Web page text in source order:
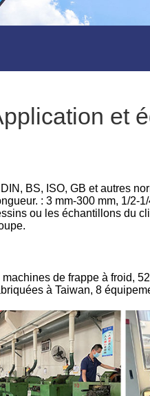
et
BS, ISO, GB et autres
: 3 mm-300 mm, 1/
ou les échantillons du
de frappe à froid,
à Taiwan, 8